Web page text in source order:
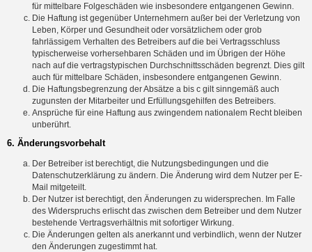
für mittelbare Folgeschäden wie insbesondere entgangenen Gewinn.
Die Haftung ist gegenüber Unternehmern außer bei der Verletzung von
Leben, Körper und Gesundheit oder vorsätzlichem oder grob
fahrlässigem Verhalten des Betreibers auf die bei Vertragsschluss
typischerweise vorhersehbaren Schäden und im Übrigen der Höhe
nach auf die vertragstypischen Durchschnittsschäden begrenzt. Dies gilt
auch für mittelbare Schäden, insbesondere entgangenen Gewinn.
Die Haftungsbegrenzung der Absätze a bis c gilt sinngemäß auch
zugunsten der Mitarbeiter und Erfüllungsgehilfen des Betreibers.
Ansprüche für eine Haftung aus zwingendem nationalem Recht bleiben
unberührt.
6. Änderungsvorbehalt
Der Betreiber ist berechtigt, die Nutzungsbedingungen und die
Datenschutzerklärung zu ändern. Die Änderung wird dem Nutzer per E-
Mail mitgeteilt.
Der Nutzer ist berechtigt, den Änderungen zu widersprechen. Im Falle
des Widerspruchs erlischt das zwischen dem Betreiber und dem Nutzer
bestehende Vertragsverhältnis mit sofortiger Wirkung.
Die Änderungen gelten als anerkannt und verbindlich, wenn der Nutzer
den Änderungen zugestimmt hat.